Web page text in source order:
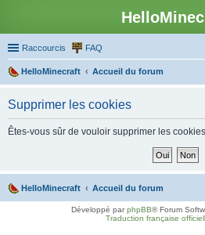
Raccourcis FAQ
HelloMinecraft
Accueil du forum
Supprimer les cookies
Êtes-vous sûr de vouloir supprimer les
HelloMinecraft Accueil du forum
Développé parphpBB® Forum
Traduction française